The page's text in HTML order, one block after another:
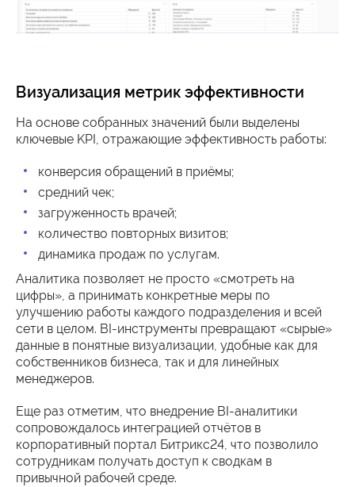
Визуализация метрик эффективности
На основе собранных значений были выделены
ключевые KPI, отражающие эффективность работы:
конверсия обращений в приёмы;
средний чек;
загруженность врачей;
количество повторных визитов;
динамика продаж по услугам.
Аналитика позволяет не просто «смотреть на
цифры», а принимать конкретные меры по
улучшению работы каждого подразделения и всей
сети в целом. BI-инструменты превращают «сырые»
данные в понятные визуализации, удобные как для
собственников бизнеса, так и для линейных
менеджеров.
Еще раз отметим, что внедрение BI-аналитики
сопровождалось интеграцией отчётов в
корпоративный портал Битрикс24, что позволило
сотрудникам получать доступ к сводкам в
привычной рабочей среде.